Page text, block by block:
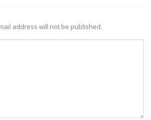
address will not be published.